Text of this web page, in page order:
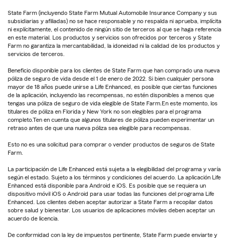
State Farm (incluyendo State Farm Mutual Automobile Insurance Company y sus
subsidiarias y afiliadas) no se hace responsable y no respalda ni aprueba, implícita
ni explícitamente, el contenido de ningún sitio de terceros al que se haga referencia
en este material. Los productos y servicios son ofrecidos por terceros y State
Farm no garantiza la mercantabilidad, la idoneidad ni la calidad de los productos y
servicios de terceros.
Beneficio disponible para los clientes de State Farm que han comprado una nueva
póliza de seguro de vida desde el 1 de enero de 2022. Si bien cualquier persona
mayor de 18 años puede unirse a Life Enhanced, es posible que ciertas funciones
de la aplicación, incluyendo las recompensas, no estén disponibles a menos que
tengas una póliza de seguro de vida elegible de State Farm.En este momento, los
titulares de póliza en Florida y New York no son elegibles para el programa
completo.Ten en cuenta que algunos titulares de póliza pueden experimentar un
retraso antes de que una nueva póliza sea elegible para recompensas.
Esto no es una solicitud para comprar o vender productos de seguros de State
Farm.
La participación de Life Enhanced está sujeta a la elegibilidad del programa y varía
según el estado. Sujeto a los términos y condiciones del acuerdo. La aplicación Life
Enhanced está disponible para Android e iOS. Es posible que se requiera un
dispositivo móvil iOS o Android para usar todas las funciones del programa Life
Enhanced. Los clientes deben aceptar autorizar a State Farm a recopilar datos
sobre salud y bienestar. Los usuarios de aplicaciones móviles deben aceptar un
acuerdo de licencia.
De conformidad con la ley de impuestos pertinente, State Farm puede enviarte y